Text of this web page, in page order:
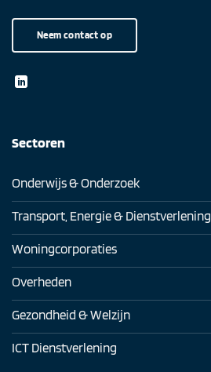
Neem contact op
Sectoren
Onderwijs & Onderzoek
Transport, Energie & Dienstverlening
Woningcorporaties
Overheden
Gezondheid & Welzijn
ICT Dienstverlening